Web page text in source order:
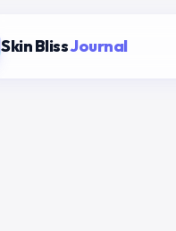
Skin BlissJournal